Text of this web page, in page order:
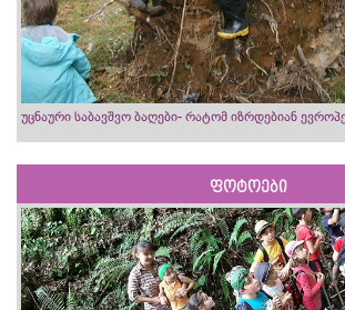
უცნაური საბავშვო ბაღები- რატომ იზრდებიან
ფოტოები